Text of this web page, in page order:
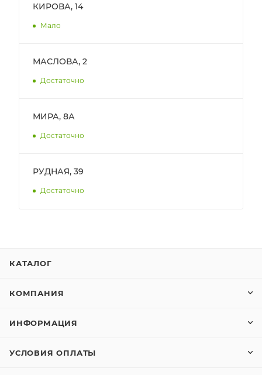
КИРОВА, 14
Мало
МАСЛОВА, 2
Достаточно
МИРА, 8А
Достаточно
РУДНАЯ, 39
Достаточно
КАТАЛОГ
КОМПАНИЯ
ИНФОРМАЦИЯ
УСЛОВИЯ ОПЛАТЫ